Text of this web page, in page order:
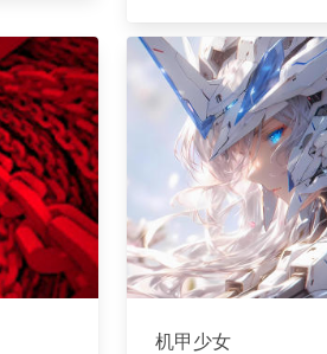
机甲少女